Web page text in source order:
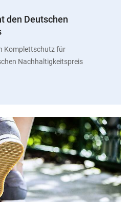
den Deutschen
Komplettschutz für
Nachhaltigkeitspreis